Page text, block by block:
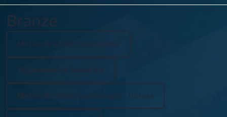
Branże
Meble do szkół i przedszkoli
Wyposażenie basenów
Meble do szatni sportowych i fitness